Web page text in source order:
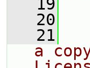
   19
   20
   21
a